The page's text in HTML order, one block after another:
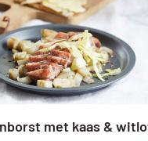
met kaas &